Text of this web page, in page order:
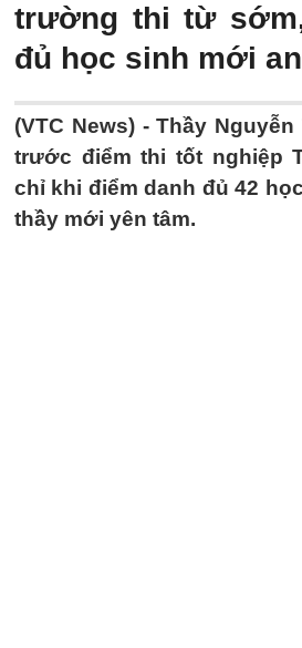
trường thi từ
đủ học sinh mới
(VTC News) -Thầy
trước điểm thi tốt nghiệp
chỉ khi điểm danh đủ 42
thầy mới yên tâm.